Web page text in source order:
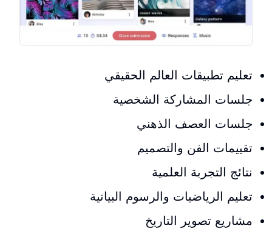
تعليم تطبيقات العالم الحقيقي
جلسات المشاركة الشخصية
جلسات العصف الذهني
تقييمات الفن والتصميم
نتائج التجربة العلمية
تعليم الرياضيات والرسوم البيانية
مشاريع تصوير التاريخ